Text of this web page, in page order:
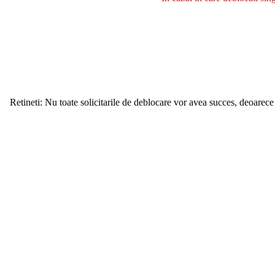
Retineti: Nu toate solicitarile de deblocare vor avea succes,